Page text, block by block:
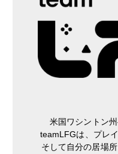
米国ワシントン
teamLFGは、プレ
そして自分の居場